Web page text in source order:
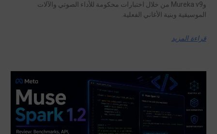
وMureka v9 من خلال اختبارات محكومة للأداء الصوتي والآلات
الموسيقية وبنية الأغاني الفعلية.
قراءة المزيد